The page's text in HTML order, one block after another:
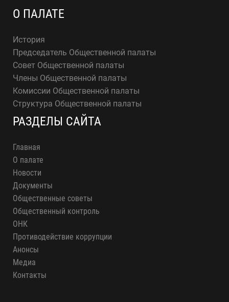
О ПАЛАТЕ
История
Председатель Общественной палаты
Совет Общественной палаты
Члены Общественной палаты
Комиссии Общественной палаты
Структура Общественной палаты
РАЗДЕЛЫ САЙТА
Главная
О палате
Новости
Документы
Общественные советы
Общественный контроль
ОНК
Противодействие коррупции
Анонсы
Медиа
Контакты